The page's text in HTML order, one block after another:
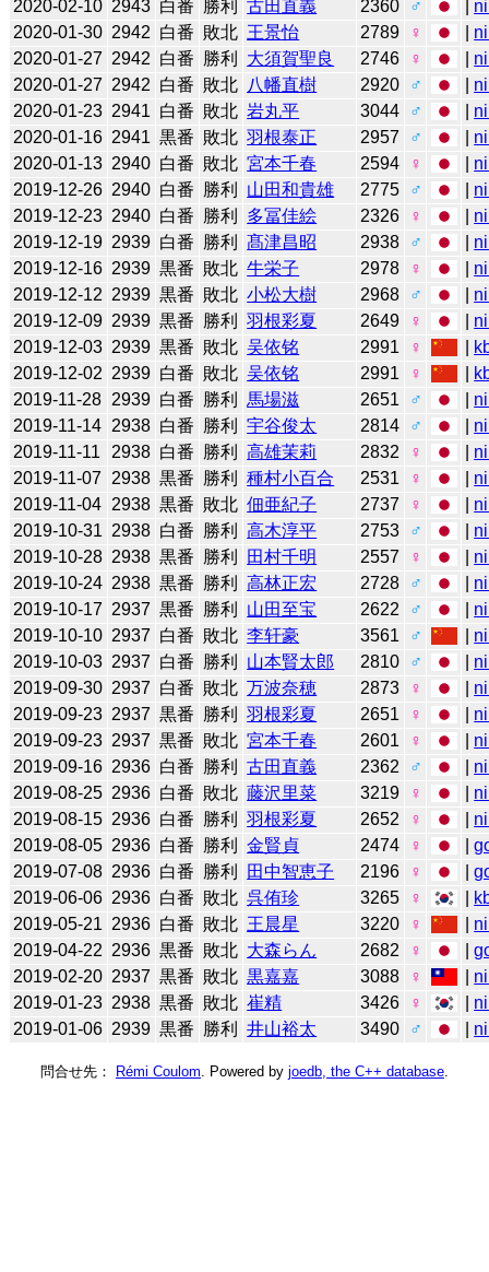
2020-02-10 2943 白番 勝利 古田直義 2360 ♂
2020-01-30 2942 白番 敗北 王景怡 2789 ♀
2020-01-27 2942 白番 勝利 大須賀聖良 2746 ♀
2020-01-27 2942 白番 敗北 八幡直樹 2920 ♂
2020-01-23 2941 白番 敗北 岩丸平 3044 ♂
2020-01-16 2941 黒番 敗北 羽根泰正 2957 ♂
2020-01-13 2940 白番 敗北 宮本千春 2594 ♀
2019-12-26 2940 白番 勝利 山田和貴雄 2775 ♂
2019-12-23 2940 白番 勝利 多冨佳絵 2326 ♀
2019-12-19 2939 白番 勝利 髙津昌昭 2938 ♂
2019-12-16 2939 黒番 敗北 牛栄子 2978 ♀
2019-12-12 2939 黒番 敗北 小松大樹 2968 ♂
2019-12-09 2939 黒番 勝利 羽根彩夏 2649 ♀
2019-12-03 2939 黒番 敗北 吴依铭 2991 ♀
2019-12-02 2939 白番 敗北 吴依铭 2991 ♀
2019-11-28 2939 白番 勝利 馬場滋 2651 ♂
2019-11-14 2938 白番 勝利 宇谷俊太 2814 ♂
2019-11-11
2938 白番 勝利 高雄茉莉 2832 ♀
2019-11-07
2938 黒番 勝利 種村小百合 2531 ♀
2019-11-04 2938 黒番 敗北 佃亜紀子 2737 ♀
2019-10-31 2938 白番 勝利 高木淳平 2753 ♂
2019-10-28 2938 黒番 勝利 田村千明 2557 ♀
2019-10-24 2938 黒番 勝利 高林正宏 2728 ♂
2019-10-17 2937 黒番 勝利 山田至宝 2622 ♂
2019-10-10 2937 白番 敗北 李轩豪 3561 ♂
2019-10-03 2937 白番 勝利 山本賢太郎 2810 ♂
2019-09-30 2937 白番 敗北 万波奈穂 2873 ♀
2019-09-23 2937 黒番 勝利 羽根彩夏 2651 ♀
2019-09-23 2937 黒番 敗北 宮本千春 2601 ♀
2019-09-16 2936 白番 勝利 古田直義 2362 ♂
2019-08-25 2936 白番 敗北 藤沢里菜 3219 ♀
2019-08-15 2936 白番 勝利 羽根彩夏 2652 ♀
2019-08-05 2936 白番 勝利 金賢貞 2474 ♀ |
2019-07-08 2936 白番 勝利 田中智恵子 2196 ♀ |
2019-06-06 2936 白番 敗北 呉侑珍 3265 ♀
2019-05-21 2936 白番 敗北 王晨星 3220 ♀
2019-04-22 2936 黒番 敗北 大森らん 2682 ♀ |
2019-02-20 2937 黒番 敗北 黒嘉嘉 3088 ♀
2019-01-23 2938 黒番 敗北 崔精 3426 ♀
2019-01-06 2939 黒番 勝利 井山裕太 3490 ♂
問合せ先： Rémi Coulom . Powered by joedb, the C++ database